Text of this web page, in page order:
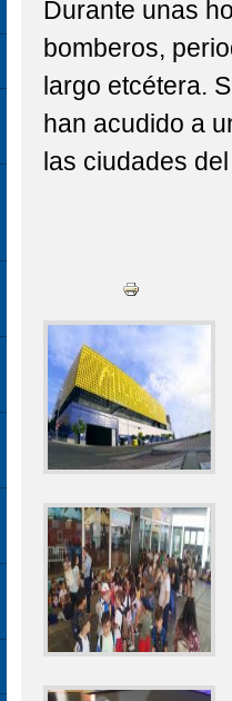
Durante unas
bomberos,
largo etcétera.
han acudido a
las ciudades